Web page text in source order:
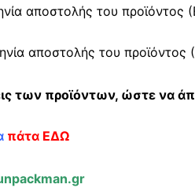
αποστολής του προϊόντος
αποστολής του προϊόντος
των προϊόντων, ώστε να
πάτα ΕΔΩ